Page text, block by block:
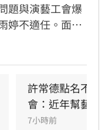
題與演藝工會爆
婷不適任。面對
，並在受訪時落
許常德點名不透
會：近年幫藝人
7小時前